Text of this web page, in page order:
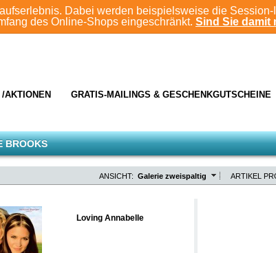
Dabei werden beispielsweise die
des Online-Shops eingeschränkt. Sind Sie damit
AKTIONEN GRATIS-MAILINGS & GESCHENKGUTSCHEINE
BROOKS
ARTIKEL
ANSICHT: Galerie zweispaltig
Loving Annabelle